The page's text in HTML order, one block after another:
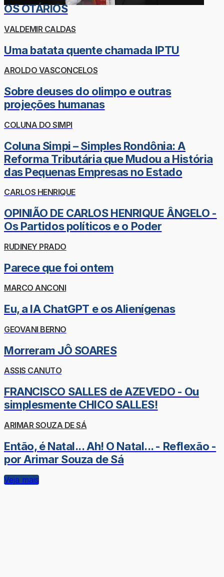
OS OTÁRIOS
VALDEMIR CALDAS
Uma batata quente chamada IPTU
AROLDO VASCONCELOS
Sobre deuses do olimpo e outras
projeções humanas
COLUNA DO SIMPI
Coluna Simpi – Simples Rondônia: A
Reforma Tributária que Mudou a História
das Pequenas Empresas no Estado
CARLOS HENRIQUE
OPINIÃO DE CARLOS HENRIQUE ÂNGELO -
Os Partidos políticos e o Poder
RUDINEY PRADO
Parece que foi ontem
MARCO ANCONI
Eu, a IA ChatGPT e os Alienígenas
GEOVANI BERNO
Morreram JÔ SOARES
ASSIS CANUTO
FRANCISCO SALLES de AZEVEDO - Ou
simplesmente CHICO SALLES!
ARIMAR SOUZA DE SÁ
Então, é Natal... Ah! O Natal... - Reflexão -
por Arimar Souza de Sá
Veja mais